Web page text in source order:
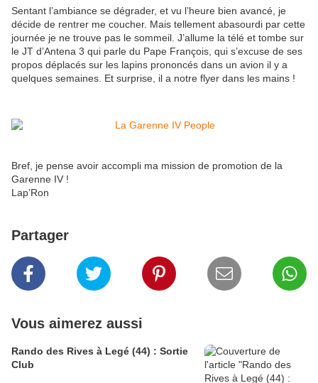
Sentant l’ambiance se dégrader, et vu l’heure bien avancé, je
décide de rentrer me coucher. Mais tellement abasourdi par cette
journée je ne trouve pas le sommeil. J’allume la télé et tombe sur
le JT d’Antena 3 qui parle du Pape François, qui s’excuse de ses
propos déplacés sur les lapins prononcés dans un avion il y a
quelques semaines. Et surprise, il a notre flyer dans les mains !
Bref, je pense avoir accompli ma mission de promotion de la
Garenne IV !
Lap’Ron
Partager
Vous aimerez aussi
Rando des Rives à Legé (44) : Sortie
Club